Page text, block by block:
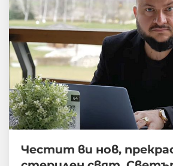
Честит ви нов,